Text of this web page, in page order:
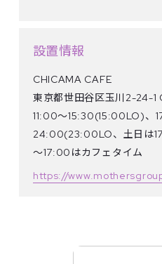
設置情報
CHICAMA CAFE
東京都世田谷区玉川2-24-1
11:00～15:30(15:00LO)、
24:00(23:00LO、土日は
～17:00はカフェタイム
https://